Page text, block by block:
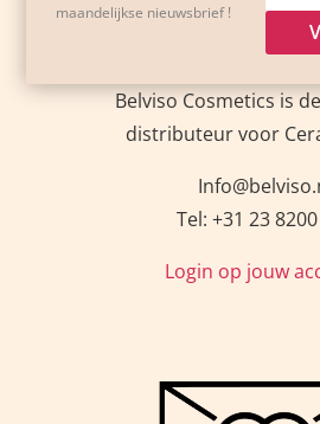
maandelijkse nieuwsbrief !
Belviso Cosmetics is
distributeur voor
Tel: +31 23
Login op jouw